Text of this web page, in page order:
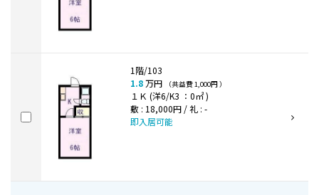
1階/103
1.8万円 （共益費 1,000円 ）
１Ｋ (洋6/K3 ：0㎡ )
敷 : 18,000円 / 礼 : -
即入居可能